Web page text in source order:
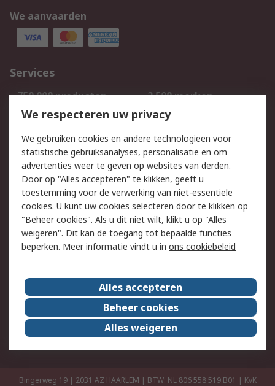
We aanvaarden
Services
750.000 producten
2.500 merken
Bestellen
Inkoopoplossingen
Track & Trace
Wettelijk
Cookiebeleid
Email veiligheid
Privacybeleid
Websitevoorwaarden
Algemene
verkoopvoorwaarden
Over RS
RS Group
Over ons
RS wereldwijd
Werken bij RS
ESG
Bingerweg 19 | 2031 AZ HAARLEM | BTW: NL 806 558 519.B01 | KvK
We respecteren uw privacy
We gebruiken cookies en andere technologieën voor
statistische gebruiksanalyses, personalisatie en om
advertenties weer te geven op websites van derden.
Door op "Alles accepteren" te klikken, geeft u
toestemming voor de verwerking van niet-essentiële
cookies. U kunt uw cookies selecteren door te klikken op
"Beheer cookies". Als u dit niet wilt, klikt u op "Alles
weigeren". Dit kan de toegang tot bepaalde functies
beperken. Meer informatie vindt u in ons cookiebeleid
Alles accepteren
Beheer cookies
Alles weigeren